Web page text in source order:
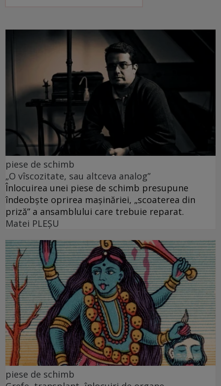
piese de schimb
„O vîscozitate, sau altceva analog”
Înlocuirea unei piese de schimb presupune
îndeobște oprirea mașinăriei, „scoaterea din
priză” a ansamblului care trebuie reparat.
Matei PLEŞU
piese de schimb